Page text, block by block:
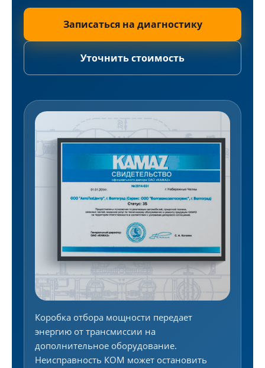
Записаться на диагностику
Уточнить стоимость
Коробка отбора мощности передает
энергию от трансмиссии на
дополнительное оборудование.
Неисправность КОМ может остановить